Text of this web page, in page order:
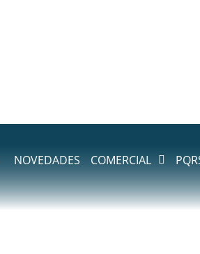
NOVEDADES COMERCIAL